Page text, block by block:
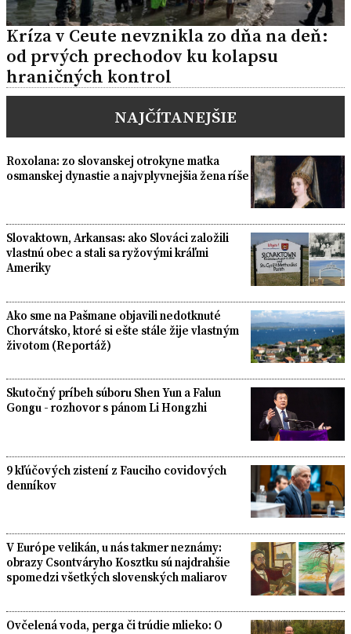
Kríza v Ceute nevznikla zo dňa na deň:
od prvých prechodov ku kolapsu
hraničných kontrol
NAJČÍTANEJŠIE
Roxolana: zo slovanskej otrokyne matka
osmanskej dynastie a najvplyvnejšia žena ríše
Slovaktown, Arkansas: ako Slováci založili
vlastnú obec a stali sa ryžovými kráľmi
Ameriky
Ako sme na Pašmane objavili nedotknuté
Chorvátsko, ktoré si ešte stále žije vlastným
životom (Reportáž)
Skutočný príbeh súboru Shen Yun a Falun
Gongu - rozhovor s pánom Li Hongzhi
9 kľúčových zistení z Fauciho covidových
denníkov
V Európe velikán, u nás takmer neznámy:
obrazy Csontváryho Kosztku sú najdrahšie
spomedzi všetkých slovenských maliarov
Ovčelená voda, perga či trúdie mlieko: O